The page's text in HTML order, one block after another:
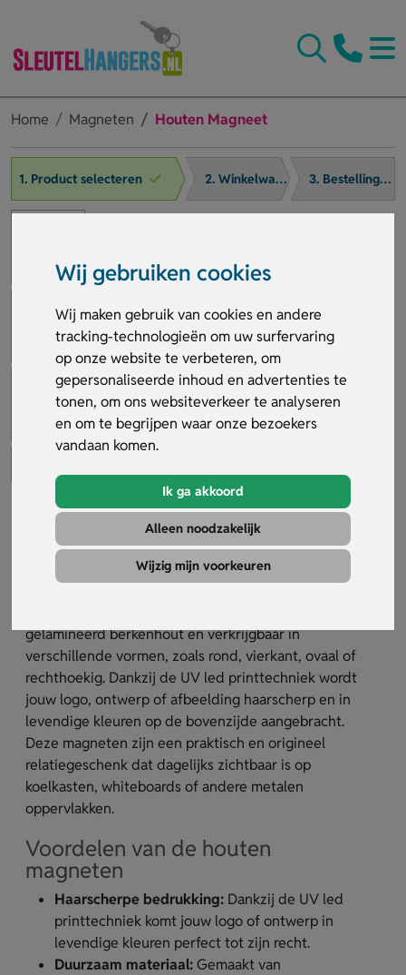
Wij gebruiken cookies
Wij maken gebruik van cookies en andere
tracking-technologieën om uw surfervaring
op onze website te verbeteren, om
gepersonaliseerde inhoud en advertenties te
tonen, om ons websiteverkeer te analyseren
en om te begrijpen waar onze bezoekers
vandaan komen.
Ik ga akkoord
Alleen noodzakelijk
Wijzig mijn voorkeuren
Home Magneten Houten Magneet
1. Product selecteren 2. Winkelwagen 3. Bestelling afronden
Houten Magneet
Artikelnummer:30572
gelamineerd berkenhout en verkrijgbaar in
verschillende vormen, zoals rond, vierkant, ovaal of
rechthoekig. Dankzij de UV led printtechniek wordt
jouw logo, ontwerp of afbeelding haarscherp en in
levendige kleuren op de bovenzijde aangebracht.
Deze magneten zijn een praktisch en origineel
relatiegeschenk dat dagelijks zichtbaar is op
koelkasten, whiteboards of andere metalen
oppervlakken.
Voordelen van de houten
magneten
Haarscherpe bedrukking: Dankzij de UV led
printtechniek komt jouw logo of ontwerp in
levendige kleuren perfect tot zijn recht.
Duurzaam materiaal:Gemaakt van